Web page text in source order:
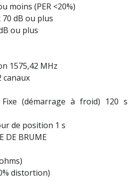
moins (PER <20%)
70 dB ou plus
ou plus
1575,42 MHz
canaux
Fixe (démarrage à froid) 120 s
de position 1 s
DE BRUME
distortion)